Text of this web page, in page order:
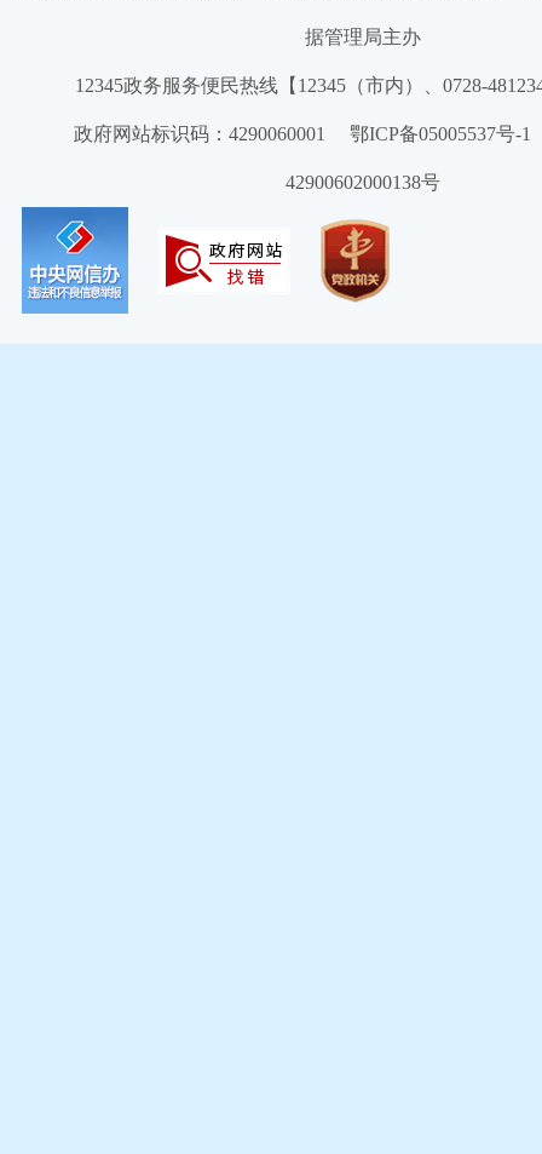
据管理局主办
12345政务服务便民热线【12345（市内）、0728-
政府网站标识码：4290060001 鄂ICP备05005537号
42900602000138号